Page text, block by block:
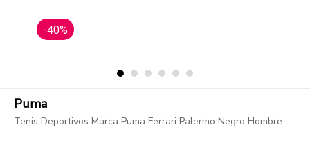
-40%
Puma
Tenis Deportivos Marca Puma Ferrari Palermo Negro Hombre